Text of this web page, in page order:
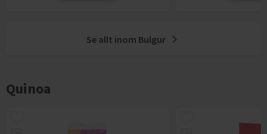
Se allt inom Bulgur
Quinoa